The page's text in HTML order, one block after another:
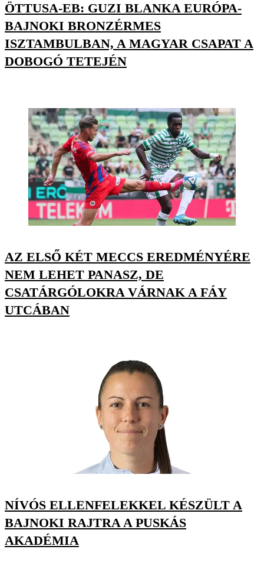
ÖTTUSA-EB: GUZI BLANKA EURÓPA-
BAJNOKI BRONZÉRMES
ISZTAMBULBAN, A MAGYAR CSAPAT A
DOBOGÓ TETEJÉN
AZ ELSŐ KÉT MECCS EREDMÉNYÉRE
NEM LEHET PANASZ, DE
CSATÁRGÓLOKRA VÁRNAK A FÁY
UTCÁBAN
NÍVÓS ELLENFELEKKEL KÉSZÜLT A
BAJNOKI RAJTRA A PUSKÁS
AKADÉMIA